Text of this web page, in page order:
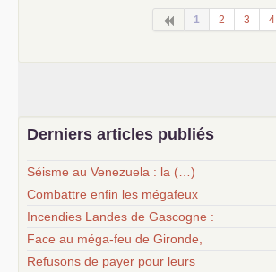
1 2 3 4
Derniers articles publiés
Séisme au Venezuela : la (…)
Combattre enfin les mégafeux
Incendies Landes de Gascogne :
Face au méga-feu de Gironde,
Refusons de payer pour leurs